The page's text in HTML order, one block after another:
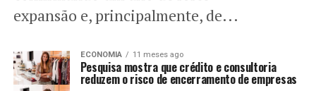
expansão e, principalmente, de...
ECONOMIA 11 meses ago
Pesquisa mostra que crédito e consultoria
reduzem o risco de encerramento de empresas